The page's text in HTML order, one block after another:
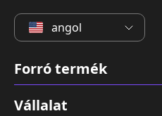
angol
Forró termék
Vállalat